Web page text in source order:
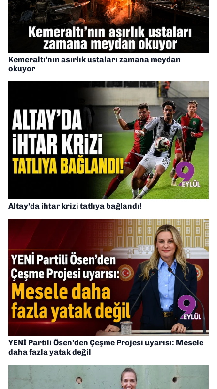
Kemeraltı’nın asırlık ustaları zamana meydan
okuyor
Altay’da ihtar krizi tatlıya bağlandı!
YENİ Partili Ösen’den Çeşme Projesi uyarısı: Mesele
daha fazla yatak değil